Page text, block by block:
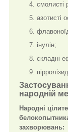
смолисті
азотисті
інулін;
складні
народній
Народні
захворювань: